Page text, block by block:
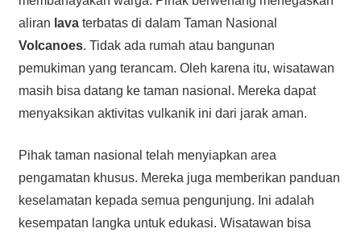
aliran lavaterbatas di dalam Taman Nasional
Volcanoes. Tidak ada rumah atau bangunan
pemukiman yang terancam. Oleh karena itu, wisatawan
masih bisa datang ke taman nasional. Mereka dapat
menyaksikan aktivitas vulkanik ini dari jarak aman.
Pihak taman nasional telah menyiapkan area
pengamatan khusus. Mereka juga memberikan panduan
keselamatan kepada semua pengunjung. Ini adalah
kesempatan langka untuk edukasi. Wisatawan bisa